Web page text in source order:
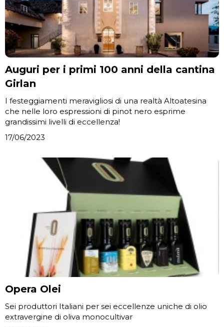
Auguri per i primi 100 anni della cantina
Girlan
I festeggiamenti meravigliosi di una realtà Altoatesina
che nelle loro espressioni di pinot nero esprime
grandissimi livelli di eccellenza!
17/06/2023
Opera Olei
Sei produttori Italiani per sei eccellenze uniche di olio
extravergine di oliva monocultivar